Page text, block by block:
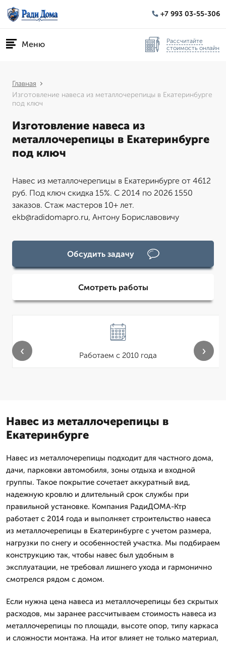
+7 993 03-55-306
Меню
Рассчитайте
стоимость онлайн
Главная
Изготовление навеса из металлочерепицы в Екатеринбурге
под ключ
Изготовление навеса из
металлочерепицы в Екатеринбурге
под ключ
Навес из металлочерепицы в Екатеринбурге от 4612
руб. Под ключ скидка 15%. С 2014 по 2026 1550
заказов. Стаж мастеров 10+ лет.
ekb@radidomapro.ru, Антону Бориславовичу
Обсудить задачу
Смотреть работы
Работаем с 2010 года
‹ ›
Навес из металлочерепицы в
Екатеринбурге
Навес из металлочерепицы подходит для частного дома,
дачи, парковки автомобиля, зоны отдыха и входной
группы. Такое покрытие сочетает аккуратный вид,
надежную кровлю и длительный срок службы при
правильной установке. Компания РадиДОМА-Ктр
работает с 2014 года и выполняет строительство навеса
из металлочерепицы в Екатеринбурге с учетом размера,
нагрузки по снегу и особенностей участка. Мы подбираем
конструкцию так, чтобы навес был удобным в
эксплуатации, не требовал лишнего ухода и гармонично
смотрелся рядом с домом.
Если нужна цена навеса из металлочерепицы без скрытых
расходов, мы заранее рассчитываем стоимость навеса из
металлочерепицы по площади, высоте опор, типу каркаса
и сложности монтажа. На итог влияет не только материал,